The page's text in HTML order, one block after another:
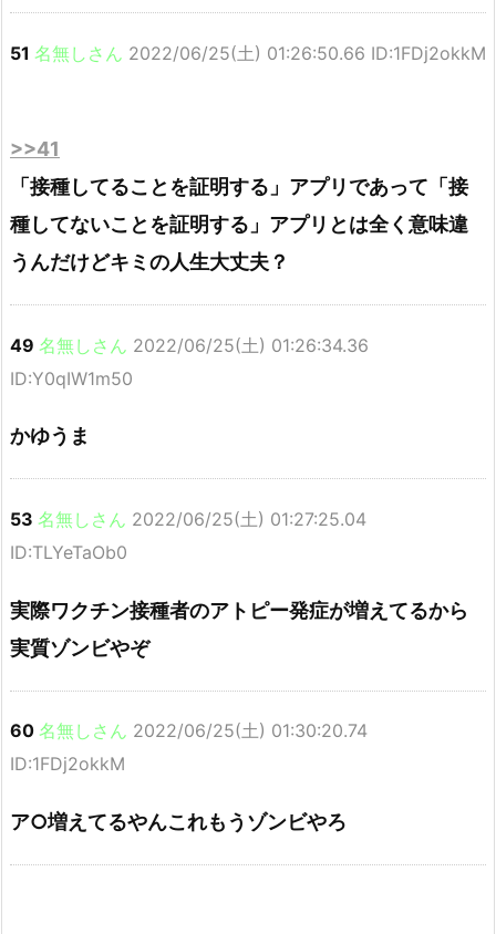
51 名無しさん 2022/06/25(土) 01:26:50.66 ID:1FDj2okkM
>>41
「接種してることを証明する」アプリであって「接
種してないことを証明する」アプリとは全く意味違
うんだけどキミの人生大丈夫？
49 名無しさん 2022/06/25(土) 01:26:34.36
ID:Y0qIW1m50
かゆうま
53 名無しさん 2022/06/25(土) 01:27:25.04
ID:TLYeTaOb0
実際ワクチン接種者のアトピー発症が増えてるから
実質ゾンビやぞ
60 名無しさん 2022/06/25(土) 01:30:20.74
ID:1FDj2okkM
ア○増えてるやんこれもうゾンビやろ